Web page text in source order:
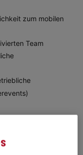
zum mobilen
Team